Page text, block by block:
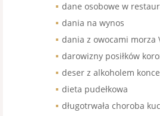
dane osobowe w
dania na wynos
dania z owocami morza
darowizny posiłków
deser z alkoholem
dieta pudełkowa
długotrwała choroba